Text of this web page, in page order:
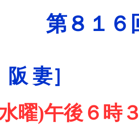
第８１６
妻］
曜)午後６時